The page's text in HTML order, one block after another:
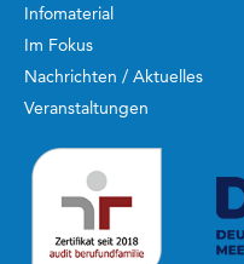
Infomaterial
Im Fokus
Nachrichten / Aktuelles
Veranstaltungen